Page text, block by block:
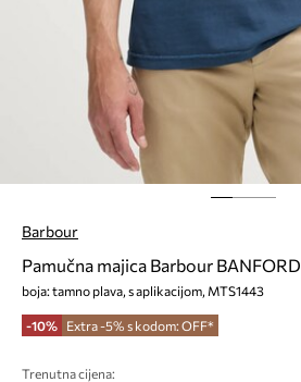
Barbour
Pamučna majica Barbour BANFORD
boja: tamno plava, s aplikacijom, MTS1443
-10% Extra -5% s kodom: OFF*
Trenutna cijena: